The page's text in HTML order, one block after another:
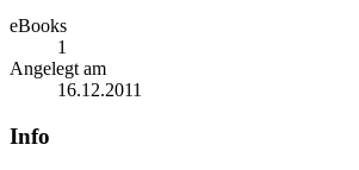
eBooks
1
Angelegt am
16.12.2011
Info